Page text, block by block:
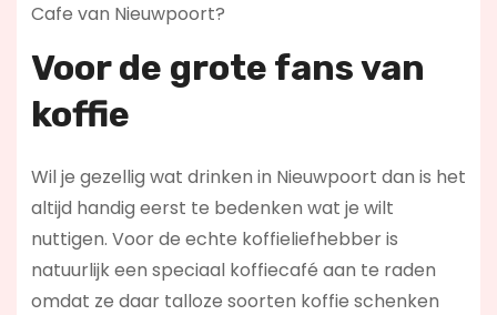
Cafe van Nieuwpoort?
Voor de grote fans van
koffie
Wil je gezellig wat drinken in Nieuwpoort dan is het
altijd handig eerst te bedenken wat je wilt
nuttigen. Voor de echte koffieliefhebber is
natuurlijk een speciaal koffiecafé aan te raden
omdat ze daar talloze soorten koffie schenken